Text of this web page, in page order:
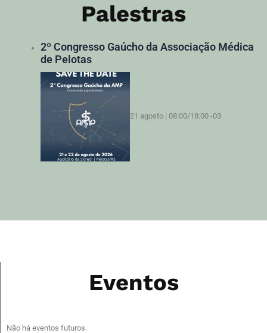
Palestras
2º Congresso Gaúcho da Associação Médica
de Pelotas
21 agosto | 08:00/18:00 -03
Eventos
Não há eventos futuros.